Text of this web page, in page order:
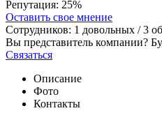
Репутация: 25%
Оставить свое мнение
Сотрудников: 1 довольных /3
Вы представитель компании?
Связаться
Описание
Фото
Контакты